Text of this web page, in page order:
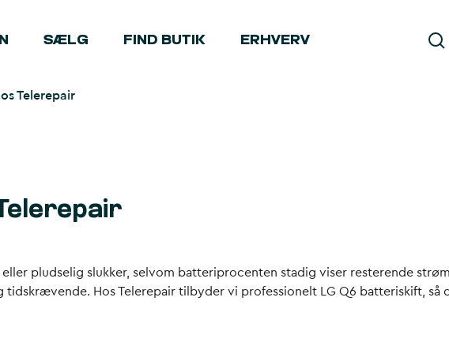
SÆLG FIND BUTIK ERHVERV
Telerepair
pludselig slukker, selvom batteriprocenten stadig viser resterende
Hos Telerepair tilbyder vi professionelt LG Q6 batteriskift, så